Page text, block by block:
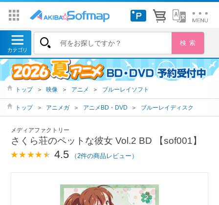
トップ ＞ 映像 ＞ アニメ ＞ ブルーレイソフト
トップ ＞ アニメガ ＞ アニメBD・DVD ＞ ブルーレイディスク
メディアファクトリー
さくら荘のペットな彼女 Vol.2 BD 【sof001】
4.5 （2件の商品レビュー）